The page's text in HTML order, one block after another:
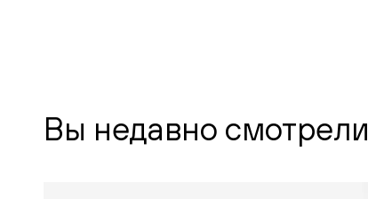
Вы недавно смотрели